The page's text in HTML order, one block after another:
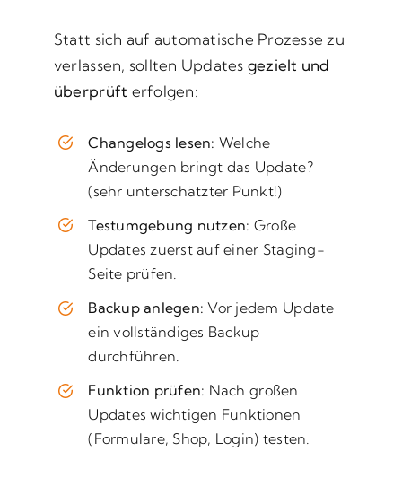
Statt sich auf automatische Prozesse zu
verlassen, sollten Updates gezielt und
überprüft erfolgen:
Changelogs lesen: Welche
Änderungen bringt das Update?
(sehr unterschätzter Punkt!)
Testumgebung nutzen: Große
Updates zuerst auf einer Staging-
Seite prüfen.
Backup anlegen: Vor jedem Update
ein vollständiges Backup
durchführen.
Funktion prüfen: Nach großen
Updates wichtigen Funktionen
(Formulare, Shop, Login) testen.